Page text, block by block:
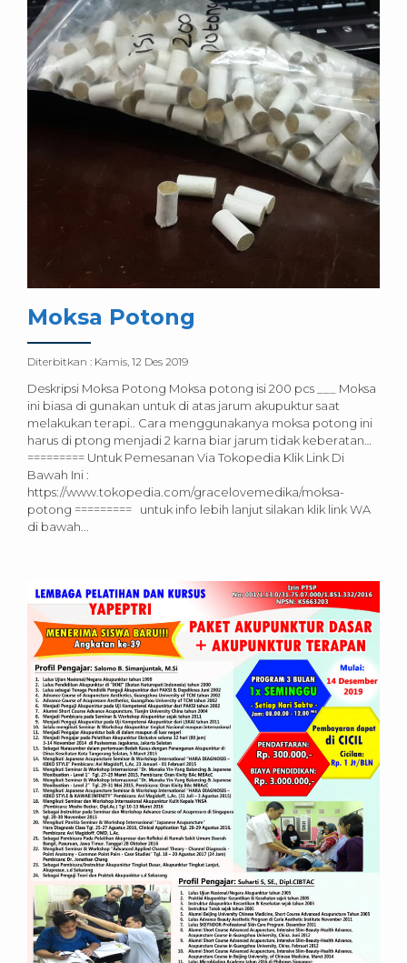
Moksa Potong
Diterbitkan : Kamis, 12 Des 2019
Deskripsi Moksa Potong Moksa potong isi 200 pcs ___ Moksa
ini biasa di gunakan untuk di atas jarum akupuktur saat
melakukan terapi.. Cara menggunakanya moksa potong ini
harus di ptong menjadi 2 karna biar jarum tidak keberatan…
========= Untuk Pemesanan Via Tokopedia Klik Link Di
Bawah Ini :
https://www.tokopedia.com/gracelovemedika/moksa-
potong ========= untuk info lebih lanjut silakan klik link WA
di bawah...